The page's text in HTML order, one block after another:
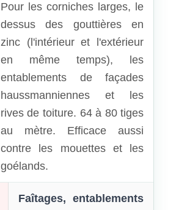
Pour les corniches larges, le
dessus des gouttières en
zinc (l'intérieur et l'extérieur
en même temps), les
entablements de façades
haussmanniennes et les
rives de toiture. 64 à 80 tiges
au mètre. Efficace aussi
contre les mouettes et les
goélands.
Faîtages, entablements